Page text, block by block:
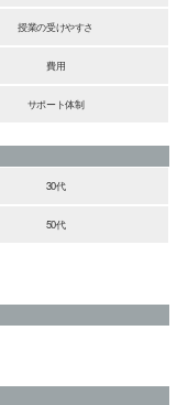
授業の受けやすさ
費用
サポート体制
30代
50代